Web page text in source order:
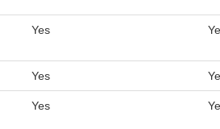
Yes
Yes
Yes